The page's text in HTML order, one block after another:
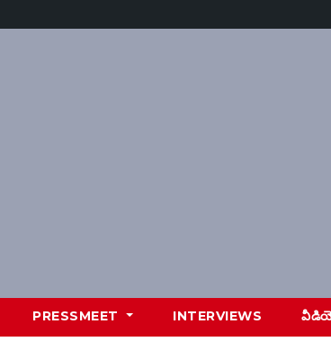
PRESSMEET INTERVIEWS